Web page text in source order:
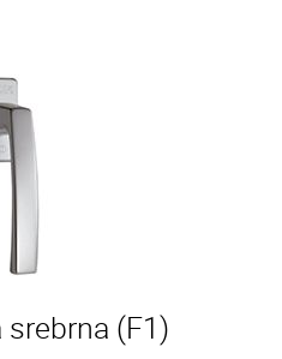
srebrna (F1)